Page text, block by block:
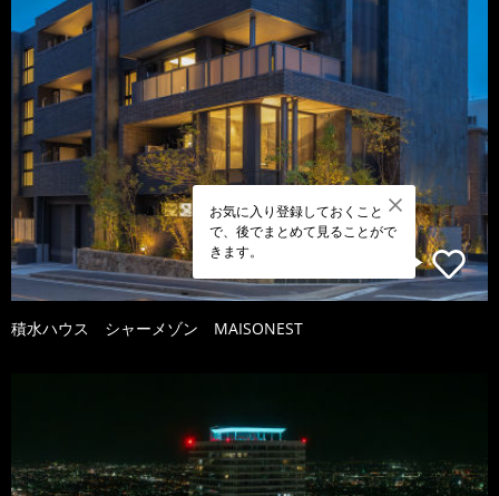
お気に入り登録しておくこと
で、後でまとめて見ることがで
きます。
積水ハウス シャーメゾン MAISONEST